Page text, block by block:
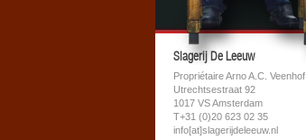
Slagerij De Leeuw
Propriétaire Arno A.C. Veenhof
Utrechtsestraat 92
1017 VS Amsterdam
T+31 (0)20 623 02 35
info[at]slagerijdeleeuw.nl